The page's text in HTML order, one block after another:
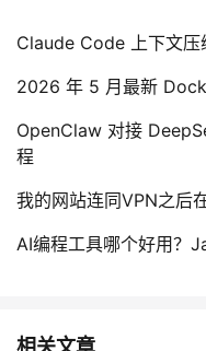
Claude Code 上下文压
2026 年 5 月最新
OpenClaw 对接
程
我的网站连同VPN之后
AI编程工具哪个好用？
相关文章